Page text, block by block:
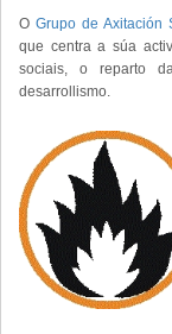
O Grupo de Axitación
que centra a súa
sociais, o reparto
desarrollismo.